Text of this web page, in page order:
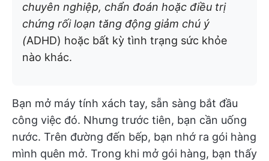
chuyên nghiệp, chẩn đoán hoặc điều trị
chứng rối loạn tăng động giảm chú ý
(ADHD) hoặc bất kỳ tình trạng sức khỏe
nào khác.
Bạn mở máy tính xách tay, sẵn sàng bắt đầu
công việc đó. Nhưng trước tiên, bạn cần uống
nước. Trên đường đến bếp, bạn nhớ ra gói hàng
mình quên mở. Trong khi mở gói hàng, bạn thấy